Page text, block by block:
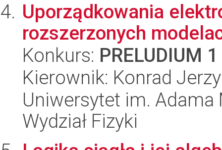
Uporządkowania
rozszerzonych
Konkurs: PRELUDIUM 1
Kierownik: Konrad
Uniwersytet im.
Wydział Fizyki